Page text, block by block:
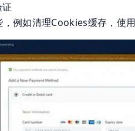
例如清理Cookies缓存，使